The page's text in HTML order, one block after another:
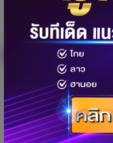
หวยฮา
4ตัว
07/08/26
8929
06/08/26
9373
ดูผลนอย
ผลหวยฮ
ผลหวยฮา